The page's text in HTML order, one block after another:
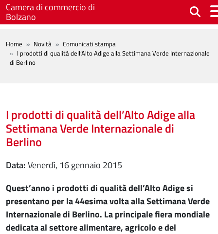
Salta al contenuto principale
Camera di commercio di
Bolzano
BREADCRUMB
Home Novità
Comunicati stampa
I prodotti di qualità dell’Alto Adige alla Settimana Verde Internazionale
di Berlino
I prodotti di qualità dell’Alto Adige alla
Settimana Verde Internazionale di
Berlino
Data
venerdì, 16 gennaio 2015
Quest’anno i prodotti di qualità dell’Alto Adige si
presentano per la 44esima volta alla Settimana Verde
Internazionale di Berlino. La principale fiera mondiale
dedicata al settore alimentare, agricolo e del